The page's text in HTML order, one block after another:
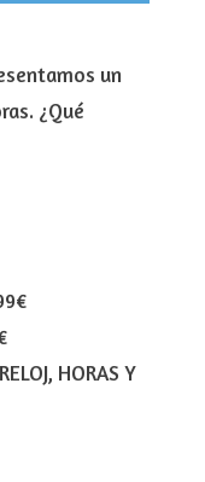
un
¿Qué
HORAS Y